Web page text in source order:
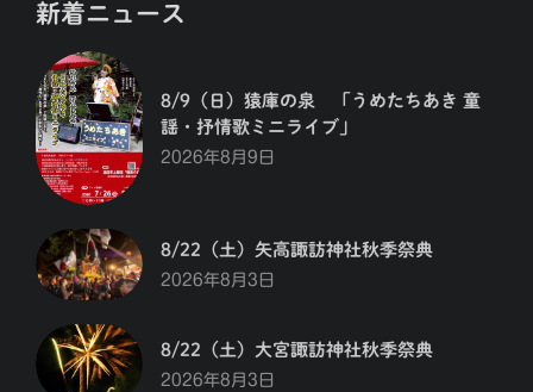
新着ニュース
8/9（日）猿庫の泉 「うめたちあき 童
謡・抒情歌ミニライブ」
2026年8月9日
8/22（土）矢高諏訪神社秋季祭典
2026年8月3日
8/22（土）大宮諏訪神社秋季祭典
2026年8月3日